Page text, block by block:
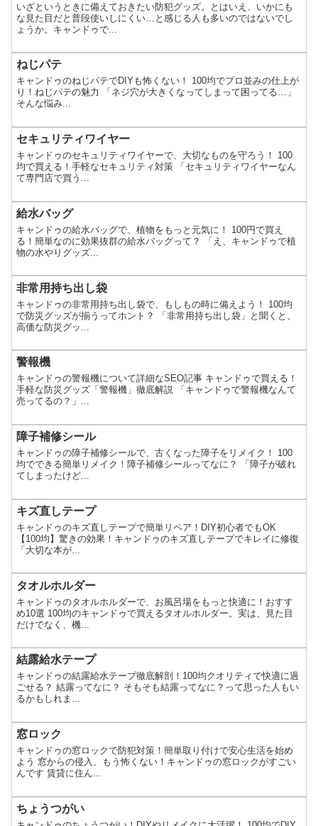
いざというときに備えておきたい防犯グッズ。とはいえ、いかにも
な見た目だと普段使いしにくい…と感じる人も多いのではないでし
ょうか。キャンドゥで...
ねじパテ
キャンドゥのねじパテでDIYも怖くない！ 100均でプロ並みの仕上が
り！ねじパテの魅力 「ネジ穴が大きくなってしまって困ってる…」
そんな悩み...
セキュリティワイヤー
キャンドゥのセキュリティワイヤーで、大切なものを守ろう！ 100
均で買える！手軽なセキュリティ対策 「セキュリティワイヤーなん
て専門店で買う...
給水バッグ
キャンドゥの給水バッグで、植物をもっと元気に！ 100円で買え
る！簡単なのに効果抜群の給水バッグって？ 「え、キャンドゥで植
物の水やりグッズ...
非常用持ち出し袋
キャンドゥの非常用持ち出し袋で、もしもの時に備えよう！ 100均
で防災グッズが揃うってホント？ 「非常用持ち出し袋」と聞くと、
高価な防災グッ...
警報機
キャンドゥの警報機について詳細なSEO記事 キャンドゥで買える！
手軽な防災グッズ「警報機」徹底解説 「キャンドゥで警報機なんて
売ってるの？」...
障子補修シール
キャンドゥの障子補修シールで、古くなった障子をリメイク！ 100
均でできる簡単リメイク！障子補修シールってなに？ 「障子が破れ
てしまったけど...
キズ直しテープ
キャンドゥのキズ直しテープで簡単リペア！DIY初心者でもOK
【100均】驚きの効果！キャンドゥのキズ直しテープでキレイに修復
「大切な本が...
タオルホルダー
キャンドゥのタオルホルダーで、お風呂場をもっと快適に！おすす
め10選 100均のキャンドゥで買えるタオルホルダー。実は、見た目
だけでなく、機...
結露給水テープ
キャンドゥの結露給水テープ徹底解剖！100均クオリティで快適に過
ごせる？ 結露ってなに？ そもそも結露ってなに？って思った人もい
るかもしれま...
窓ロック
キャンドゥの窓ロックで防犯対策！簡単取り付けで安心生活を始め
よう 窓からの侵入、もう怖くない！キャンドゥの窓ロックがすごい
んです 賃貸に住ん...
ちょうつがい